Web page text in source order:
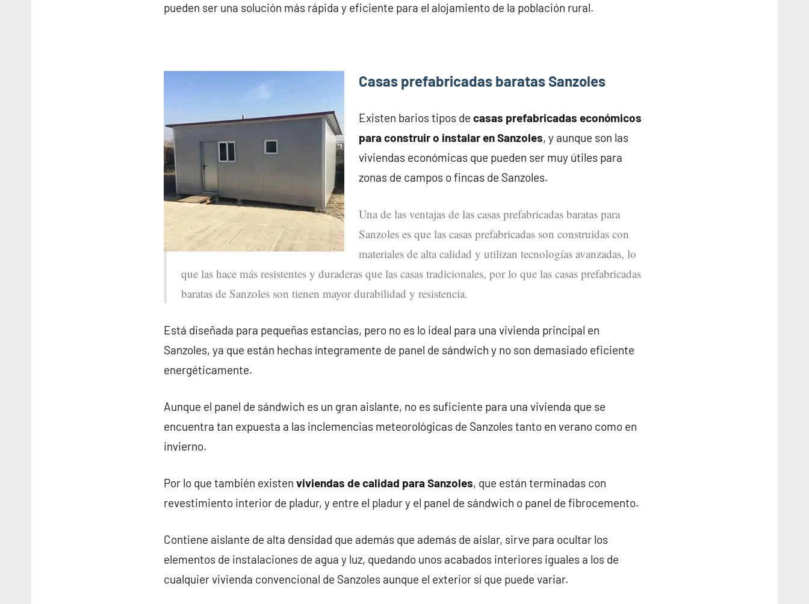
pueden ser una solución más rápida y eficiente para el alojamiento de la población rural.
Casas prefabricadas baratas Sanzoles
Existen barios tipos de casas prefabricadas económicos
para construir o instalar en Sanzoles, y aunque son las
viviendas económicas que pueden ser muy útiles para
zonas de campos o fincas de Sanzoles.
Una de las ventajas de las casas prefabricadas baratas para
Sanzoles es que las casas prefabricadas son construidas con
materiales de alta calidad y utilizan tecnologías avanzadas, lo
que las hace más resistentes y duraderas que las casas tradicionales, por lo que las casas prefabricadas
baratas de Sanzoles son tienen mayor durabilidad y resistencia.
Está diseñada para pequeñas estancias, pero no es lo ideal para una vivienda principal en
Sanzoles, ya que están hechas íntegramente de panel de sándwich y no son demasiado eficiente
energéticamente.
Aunque el panel de sándwich es un gran aislante, no es suficiente para una vivienda que se
encuentra tan expuesta a las inclemencias meteorológicas de Sanzoles tanto en verano como en
invierno.
Por lo que también existen viviendas de calidad para Sanzoles, que están terminadas con
revestimiento interior de pladur, y entre el pladur y el panel de sándwich o panel de fibrocemento.
Contiene aislante de alta densidad que además que además de aislar, sirve para ocultar los
elementos de instalaciones de agua y luz, quedando unos acabados interiores iguales a los de
cualquier vivienda convencional de Sanzoles aunque el exterior sí que puede variar.